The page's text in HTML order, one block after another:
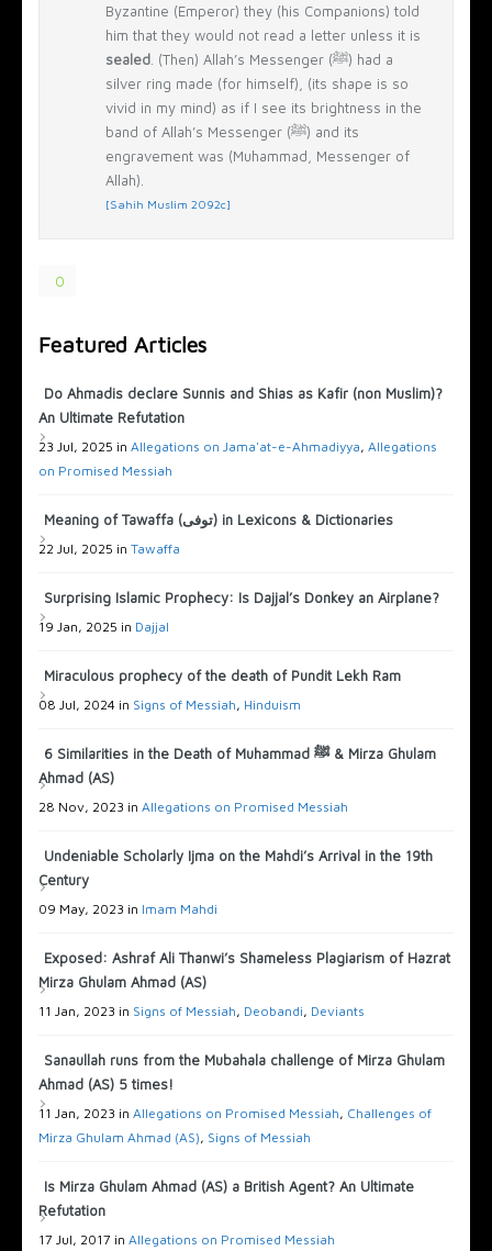
Byzantine (Emperor) they (his Companions) told
him that they would not read a letter unless it is
sealed . (Then) Allah’s Messenger (ﷺ) had a
silver ring made (for himself), (its shape is so
vivid in my mind) as if I see its brightness in the
band of Allah’s Messenger (ﷺ) and its
engravement was (Muhammad, Messenger of
Allah).
[Sahih Muslim 2092c]
0
Featured Articles
Do Ahmadis declare Sunnis and Shias as Kafir (non Muslim)?
An Ultimate Refutation
23 Jul, 2025 in Allegations on Jama'at-e-Ahmadiyya, Allegations
on Promised Messiah
Meaning of Tawaffa (توفى) in Lexicons & Dictionaries
22 Jul, 2025 in Tawaffa
Surprising Islamic Prophecy: Is Dajjal’s Donkey an Airplane?
19 Jan, 2025 in Dajjal
Miraculous prophecy of the death of Pundit Lekh Ram
08 Jul, 2024 in Signs of Messiah, Hinduism
6 Similarities in the Death of Muhammad ﷺ & Mirza Ghulam
Ahmad (AS)
28 Nov, 2023 in Allegations on Promised Messiah
Undeniable Scholarly Ijma on the Mahdi’s Arrival in the 19th
Century
09 May, 2023 in Imam Mahdi
Exposed: Ashraf Ali Thanwi’s Shameless Plagiarism of Hazrat
Mirza Ghulam Ahmad (AS)
11 Jan, 2023 in Signs of Messiah, Deobandi, Deviants
Sanaullah runs from the Mubahala challenge of Mirza Ghulam
Ahmad (AS) 5 times!
11 Jan, 2023 in Allegations on Promised Messiah, Challenges of
Mirza Ghulam Ahmad (AS), Signs of Messiah
Is Mirza Ghulam Ahmad (AS) a British Agent? An Ultimate
Refutation
17 Jul, 2017 in Allegations on Promised Messiah